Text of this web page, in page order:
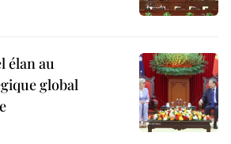
élan au
global